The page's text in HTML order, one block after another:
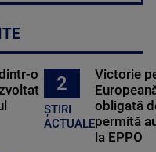
o
2
ȘTIRI
ACTUALE
Victorie
obligată
permită
la EPPO